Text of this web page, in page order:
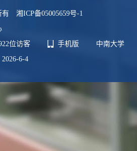
有 湘ICP备05005659号-1
位访客 手机版
中南大学
2026-6-4